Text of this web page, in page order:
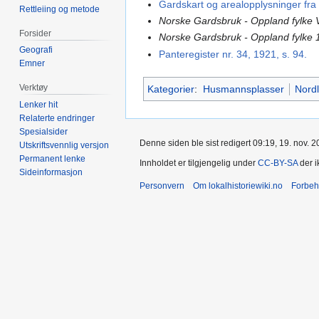
Gardskart og arealopplysninger fra
Norske Gardsbruk - Oppland fylke
Norske Gardsbruk - Oppland fylke
Panteregister nr. 34, 1921, s. 94.
Kategorier: Husmannsplasser
Rettleiing og metode
Forsider
Geografi
Emner
Verktøy
Lenker hit
Relaterte endringer
Spesialsider
Utskriftsvennlig versjon
Permanent lenke
Sideinformasjon
Denne siden ble sist redigert 09:19, 19. nov.
Innholdet er tilgjengelig under CC-BY-SAder
Personvern Om lokalhistoriewiki.no